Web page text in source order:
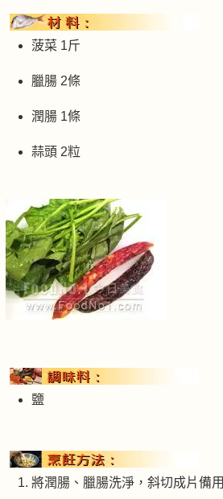
菠菜 1斤
臘腸 2條
潤腸 1條
蒜頭 2粒
鹽
將潤腸、臘腸洗淨，斜切成片備用